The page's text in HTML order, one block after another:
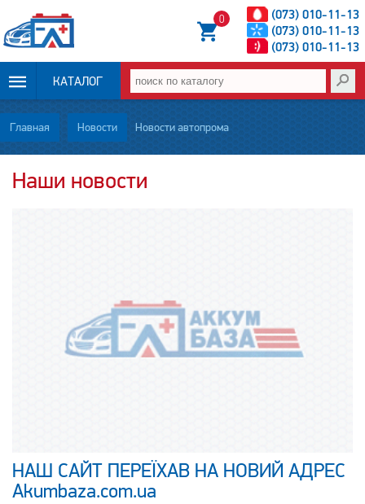
(073) 010-11-13
(073) 010-11-13
(073) 010-11-13
0
КАТАЛОГ
ОПЛАТА И
ДОСТАВКА
Главная Новости Новости автопрома
Наши новости
НАШ САЙТ ПЕРЕЇХАВ НА НОВИЙ АДРЕС
Аkumbaza.com.ua